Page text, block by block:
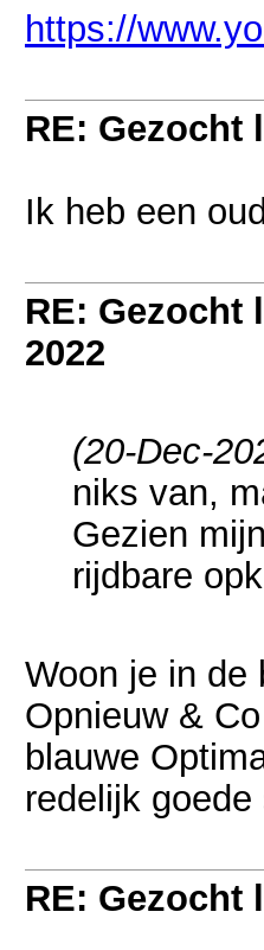
https://
RE:
Ik heb een
RE:
2022
(20-Dec-
niks van,
Gezien
rijdbare
Woon je in de
Opnieuw &
blauwe
redelijk
RE: